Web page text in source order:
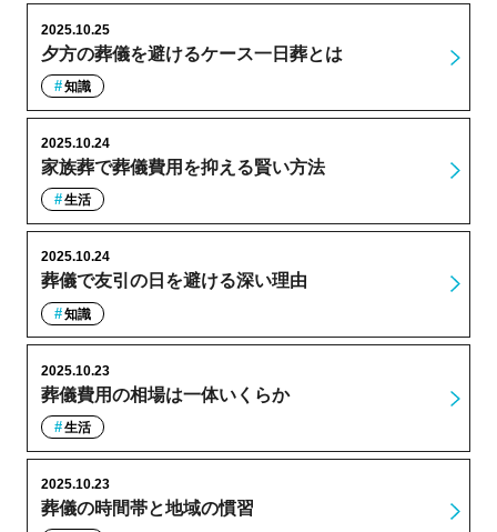
夕方の葬儀を避けるケース一日葬とは
2025.10.25
知識
家族葬で葬儀費用を抑える賢い方法
2025.10.24
生活
葬儀で友引の日を避ける深い理由
2025.10.24
知識
葬儀費用の相場は一体いくらか
2025.10.23
生活
葬儀の時間帯と地域の慣習
2025.10.23